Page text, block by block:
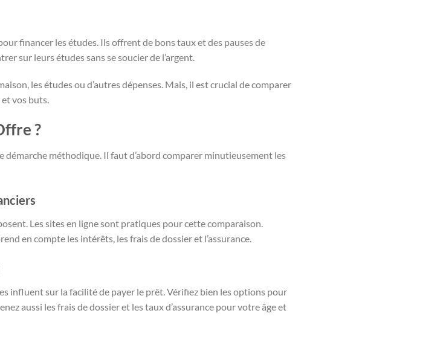
financer les études. Ils offrent de bons taux et des pauses de
sur leurs études sans se soucier de l’argent.
les études ou d’autres dépenses. Mais, il est crucial de comparer
vos buts.
?
démarche méthodique. Il faut d’abord comparer minutieusement les
Les sites en ligne sont pratiques pour cette comparaison.
en compte les intérêts, les frais de dossier et l’assurance.
influent sur la facilité de payer le prêt. Vérifiez bien les options pour
aussi les frais de dossier et les taux d’assurance pour votre âge et